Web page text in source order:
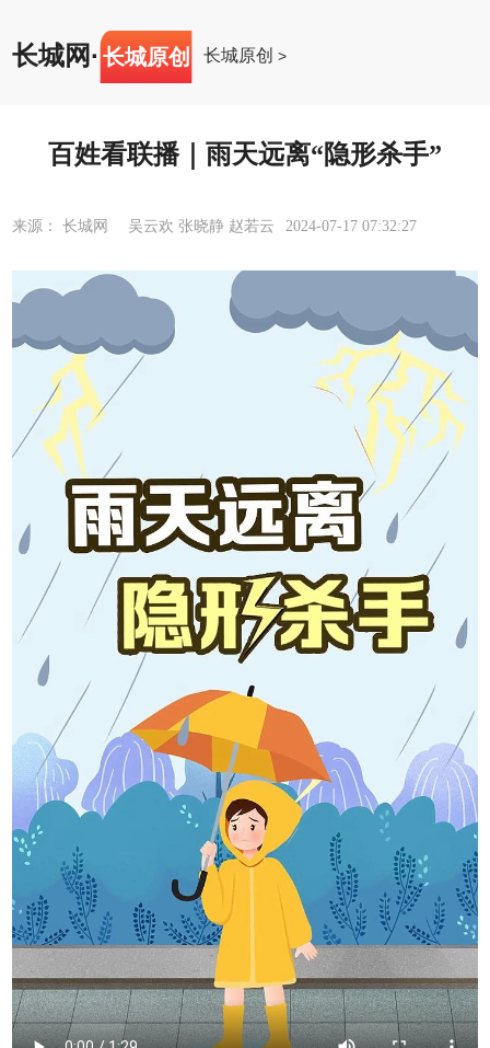
长城网· 长城原创 长城原创 >
百姓看联播｜雨天远离“隐形杀手”
来源： 长城网 吴云欢 张晓静 赵若云 2024-07-17 07:32:27